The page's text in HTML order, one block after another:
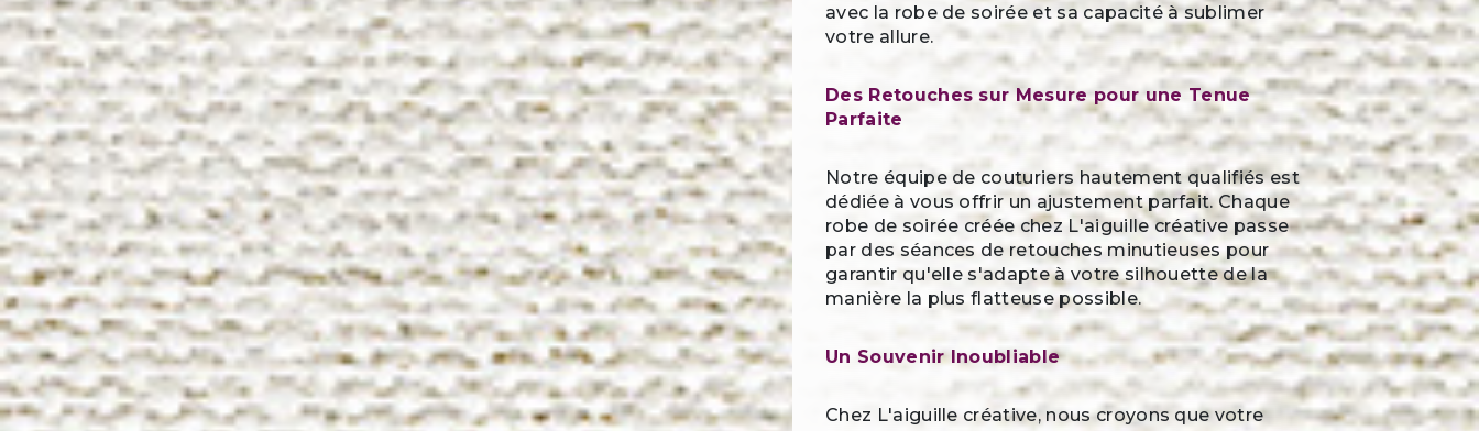
avec la robe de soirée et sa capacité à sublimer
votre allure.
Des Retouches sur Mesure pour une Tenue
Parfaite
Notre équipe de couturiers hautement qualifiés est
dédiée à vous offrir un ajustement parfait. Chaque
robe de soirée créée chez L'aiguille créative passe
par des séances de retouches minutieuses pour
garantir qu'elle s'adapte à votre silhouette de la
manière la plus flatteuse possible.
Un Souvenir Inoubliable
Chez L'aiguille créative, nous croyons que votre